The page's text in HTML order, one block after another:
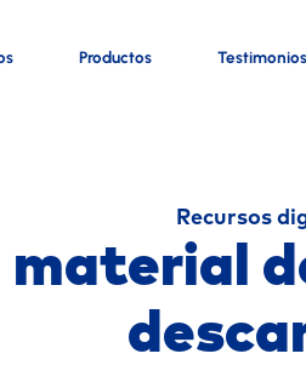
Productos Testimonios
Recursos
material